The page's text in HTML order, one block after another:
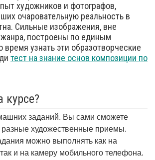
художников и фотографов,
очаровательную реальность в
Сильные изображения, вне
построены по единым
узнать эти образотворческие
тест на знание основ композиции по
курсе?
заданий. Вы сами сможете
разные художественные приемы.
можно выполнять как на
и на камеру мобильного телефона.